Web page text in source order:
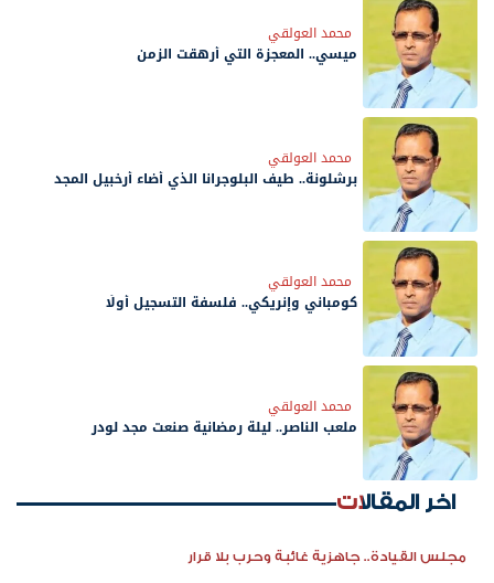
محمد العولقي
ميسي.. المعجزة التي أرهقت الزمن
محمد العولقي
برشلونة.. طيف البلوجرانا الذي أضاء أرخبيل المجد
محمد العولقي
كومباني وإنريكي.. فلسفة التسجيل أولًا
محمد العولقي
ملعب الناصر.. ليلة رمضانية صنعت مجد لودر
اخر المقالات
مجلس القيادة.. جاهزية غائبة وحرب بلا قرار